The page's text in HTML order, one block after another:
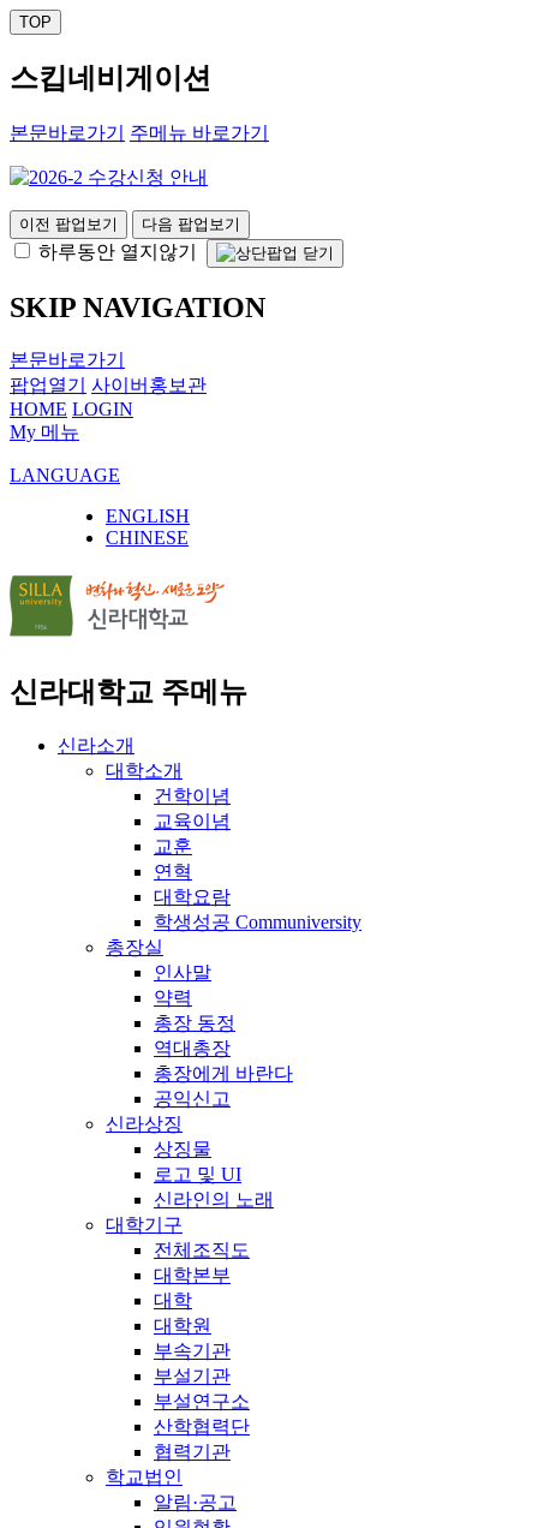
TOP
스킵네비게이션
본문바로가기 주메뉴 바로가기
이전 팝업보기 다음 팝업보기
하루동안 열지않기
SKIP NAVIGATION
본문바로가기
팝업열기
사이버홍보관
HOME LOGIN
My 메뉴
LANGUAGE
ENGLISH
CHINESE
신라대학교 주메뉴
신라소개
대학소개
건학이념
교육이념
교훈
연혁
대학요람
학생성공 Communiversity
총장실
인사말
약력
총장 동정
역대총장
총장에게 바란다
공익신고
신라상징
상징물
로고 및 UI
신라인의 노래
대학기구
전체조직도
대학본부
대학
대학원
부속기관
부설기관
부설연구소
산학협력단
협력기관
학교법인
알림·공고